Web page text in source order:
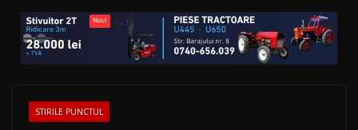
STIRILE PUNCTUL